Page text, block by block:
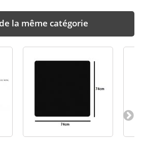
la même catégorie